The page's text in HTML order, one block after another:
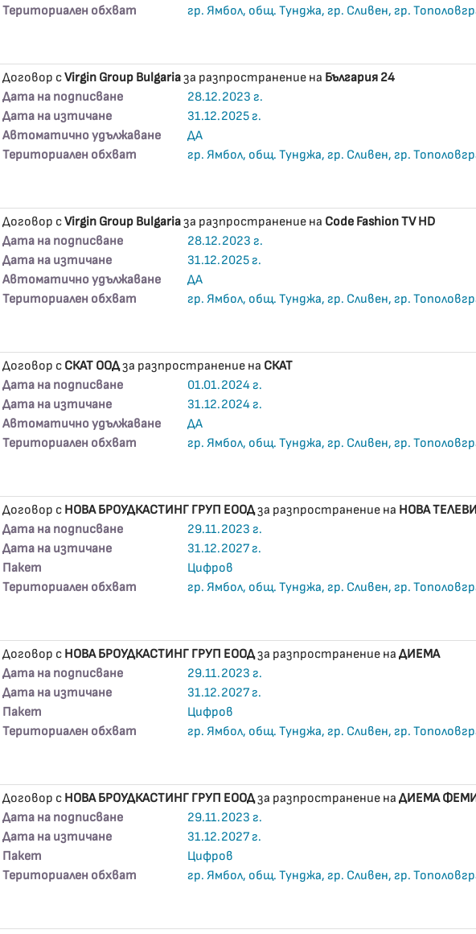
Териториален обхват
гр. Ямбол, общ. Тунджа, гр. Сливен, гр.
Договор сVirgin Group Bulgariaза разпространение на България 24
Дата на подписване
28.12.2023 г.
Дата на изтичане
31.12.2025 г.
Автоматично удължаване
ДА
Териториален обхват
гр. Ямбол, общ. Тунджа, гр. Сливен, гр.
Договор сVirgin Group Bulgariaза разпространение на Code Fashion TV HD
Дата на подписване
28.12.2023 г.
Дата на изтичане
31.12.2025 г.
Автоматично удължаване
ДА
Териториален обхват
гр. Ямбол, общ. Тунджа, гр. Сливен, гр.
Договор с СКАТ ООДза разпространение на СКАТ
Дата на подписване
01.01.2024 г.
Дата на изтичане
31.12.2024 г.
Автоматично удължаване
ДА
Териториален обхват
гр. Ямбол, общ. Тунджа, гр. Сливен, гр.
Договор с НОВА БРОУДКАСТИНГ ГРУП ЕООДза разпространение на НОВА
Дата на подписване
29.11.2023 г.
Дата на изтичане
31.12.2027 г.
Пакет
Цифров
Териториален обхват
гр. Ямбол, общ. Тунджа, гр. Сливен, гр.
Договор с НОВА БРОУДКАСТИНГ ГРУП ЕООДза разпространение наДИЕМА
Дата на подписване
29.11.2023 г.
Дата на изтичане
31.12.2027 г.
Пакет
Цифров
Териториален обхват
гр. Ямбол, общ. Тунджа, гр. Сливен, гр.
Договор с НОВА БРОУДКАСТИНГ ГРУП ЕООДза разпространение наДИЕМА
Дата на подписване
29.11.2023 г.
Дата на изтичане
31.12.2027 г.
Пакет
Цифров
Териториален обхват
гр. Ямбол, общ. Тунджа, гр. Сливен, гр.